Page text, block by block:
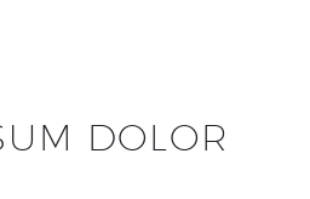
DOLOR